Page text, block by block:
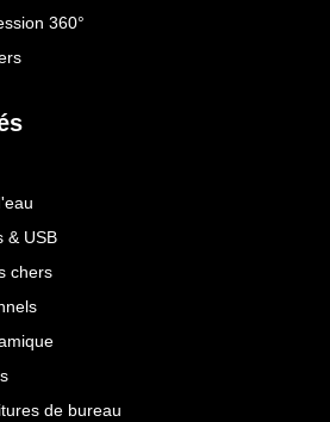
360°
& USB
chers
de bureau